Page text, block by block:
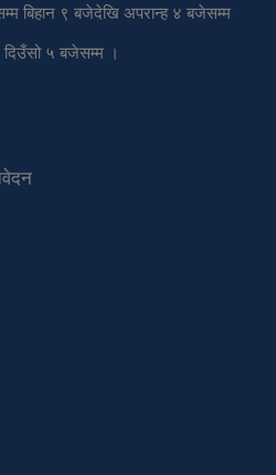
बिहान ९ बजेदेखि अपरान्ह ४ बजेसम्म
५ बजेसम्म ।